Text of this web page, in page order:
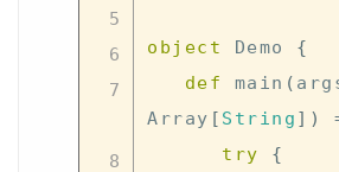
object Demo {
def
main (
Array [ String ] )
try
{